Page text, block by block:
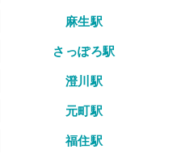
麻生駅
さっぽろ駅
澄川駅
元町駅
福住駅